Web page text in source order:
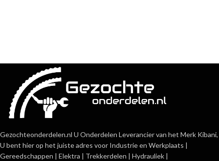
Gezochteonderdelen.nl U Onderdelen Leverancier van het Merk Kibani,
U bent hier op het juiste adres voor Industrie en Werkplaats |
Gereedschappen | Elektra | Trekkerdelen | Hydrauliek |